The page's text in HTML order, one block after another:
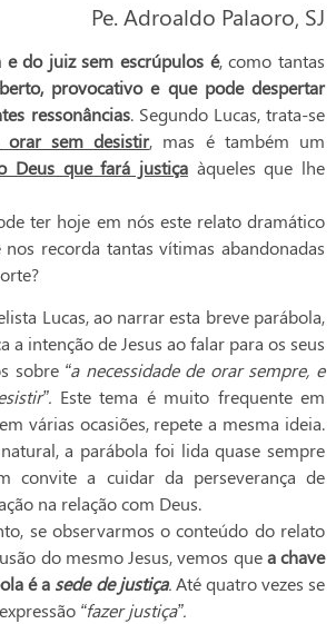
Pe. Adroaldo Palaoro, SJ
do juiz sem escrúpulos é, como tantas
provocativo e que pode despertar
ressonâncias. Segundo Lucas, trata-se
sem desistir, mas é também um
Deus que fará justiçaàqueles que lhe
ter hoje em nós este relato dramático
recorda tantas vítimas abandonadas
Lucas, ao narrar esta breve parábola,
a intenção de Jesus ao falar para os seus
sobre “a necessidade de orar sempre, e
Este tema é muito frequente em
várias ocasiões, repete a mesma ideia.
a parábola foi lida quase sempre
convite a cuidar da perseverança de
na relação com Deus.
se observarmos o conteúdo do relato
do mesmo Jesus, vemos quea chave
é a sede de justiça.Até quatro vezes se
“fazer justiça”.